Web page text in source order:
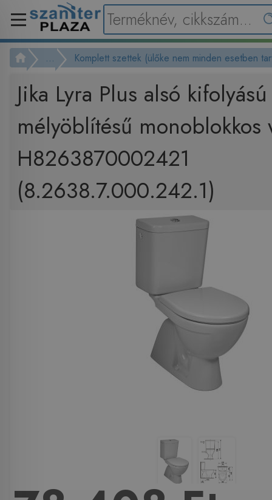
... Komplett szettek (ülőke nem minden esetben
Jika Lyra Plus alsó kifolyású
mélyöblítésű monoblokkos
H8263870002421
(8.2638.7.000.242.1)